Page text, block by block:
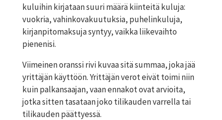
kuluihin kirjataan suuri määrä kiinteitä kuluja:
vuokria, vahinkovakuutuksia, puhelinkuluja,
kirjanpitomaksuja syntyy, vaikka liikevaihto
pienenisi.
Viimeinenoranssirivi kuvaa sitä summaa, joka jää
yrittäjän käyttöön. Yrittäjän verot eivät toimi niin
kuin palkansaajan, vaan ennakot ovat arvioita,
jotka sitten tasataan joko tilikauden varrella tai
tilikauden päättyessä.